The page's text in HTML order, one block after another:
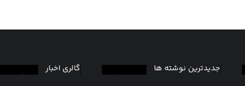
جدیدترین نوشته ها گالری اخبار